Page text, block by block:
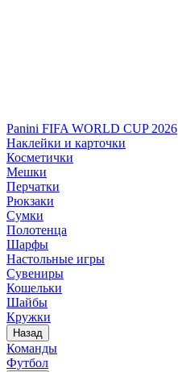
Panini FIFA WORLD CUP 2026
Наклейки и карточки
Косметички
Мешки
Перчатки
Рюкзаки
Сумки
Полотенца
Шарфы
Настольные игры
Сувениры
Кошельки
Шайбы
Кружки
Назад
Команды
Футбол